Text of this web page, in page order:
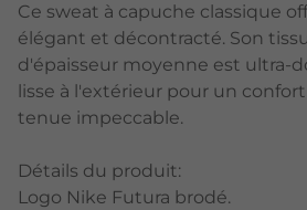
Ce sweat à capuche classique
élégant et décontracté. Son
d'épaisseur moyenne est ultra-
lisse à l'extérieur pour un
tenue impeccable.
Détails du produit:
Logo Nike Futura brodé.